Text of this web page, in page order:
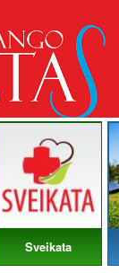
Sveikata